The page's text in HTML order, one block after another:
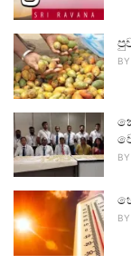
BY
BY
BY